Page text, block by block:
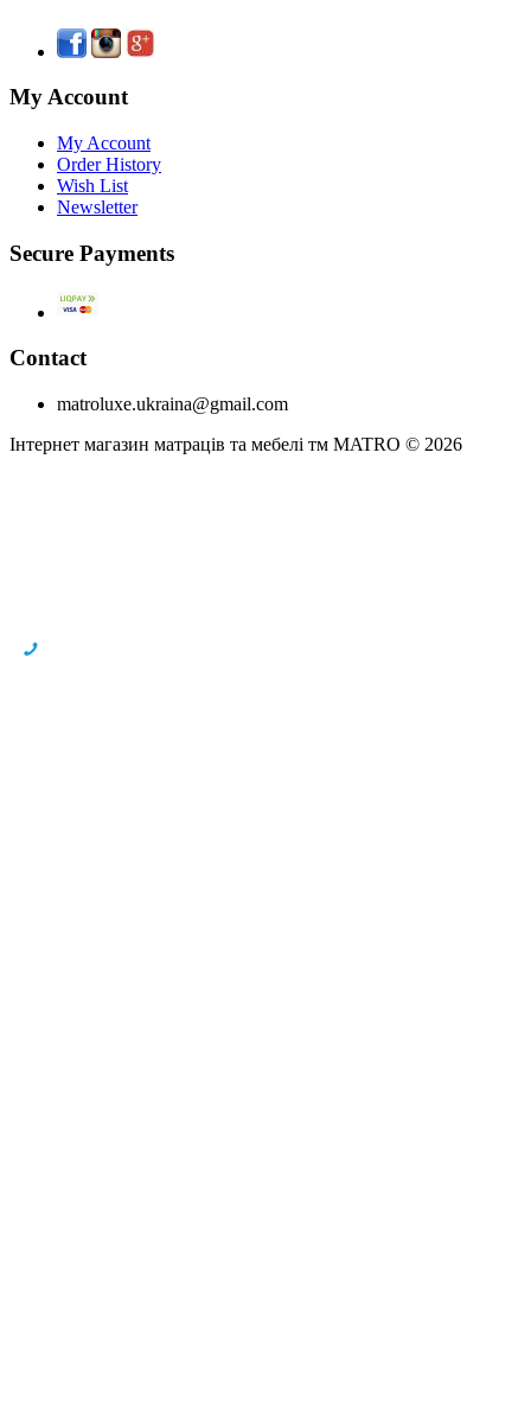
My Account
My Account
Order History
Wish List
Newsletter
Secure Payments
Contact
matroluxe.ukraina@gmail.com
Інтернет магазин матраців та мебелі тм MATRO © 2026